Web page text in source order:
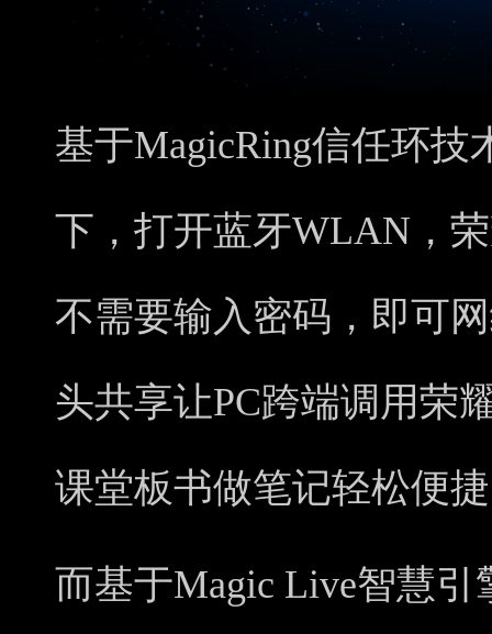
基于MagicRing信任环
下，打开蓝牙WLAN，
不需要输入密码，即可
头共享让PC跨端调用荣
课堂板书做笔记轻松便
而基于Magic Live智慧